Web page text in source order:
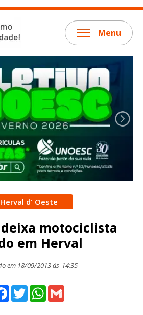
Menu
Herval d' Oeste
motociclista
em Herval
em 18/09/2013 ás 14:35
Facebook
TwitterWhatsApp